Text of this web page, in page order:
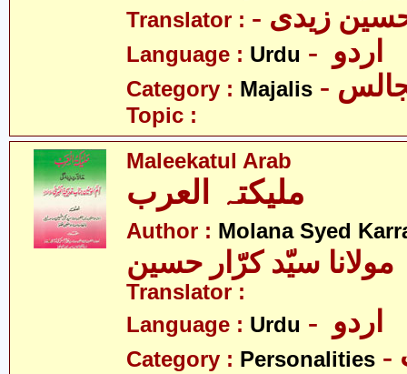
Translator :
Language : Urdu
Category : Majalis
Topic :
Maleekatul Arab
ملیکتہ العرب
Author : Molana Syed
مولانا سیّد کرّار حسین
Translator :
Language : Urdu
Category : Personalities